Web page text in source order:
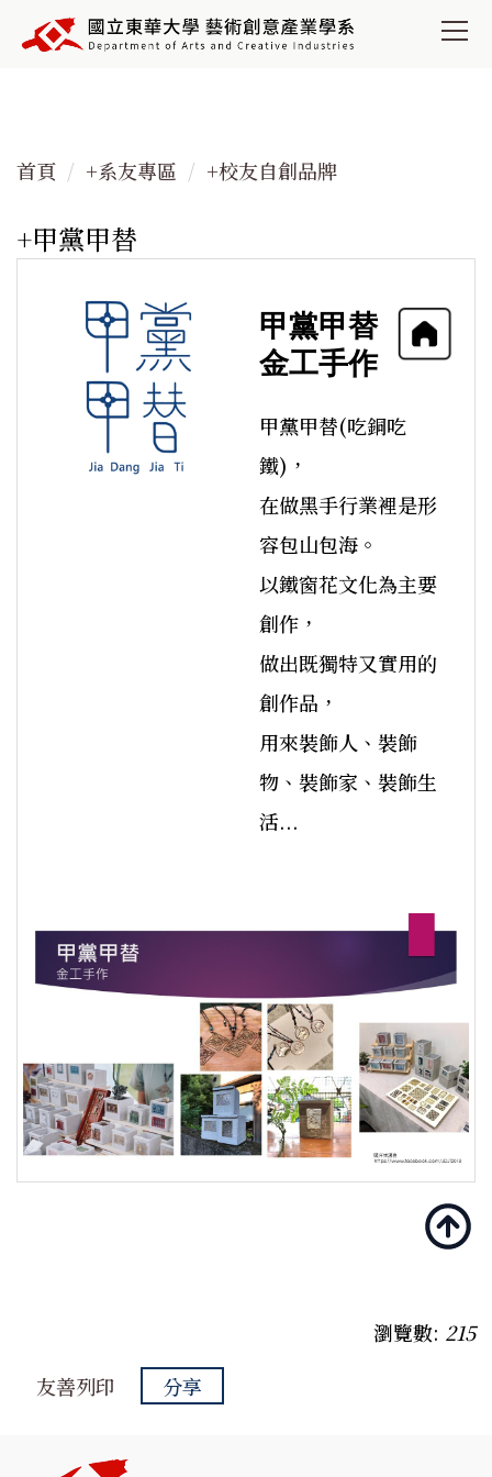
到
容
首頁 +系友專區 +校友自創品牌
+甲黨甲替
甲黨甲替
金工手作
甲黨甲替(吃銅吃
鐵)，
在做黑手行業裡是形
容包山包海。
以鐵窗花文化為主要
創作，
做出既獨特又實用的
創作品，
用來裝飾人、裝飾
物、裝飾家、裝飾生
活...
瀏覽數: 215
友善列印
分享